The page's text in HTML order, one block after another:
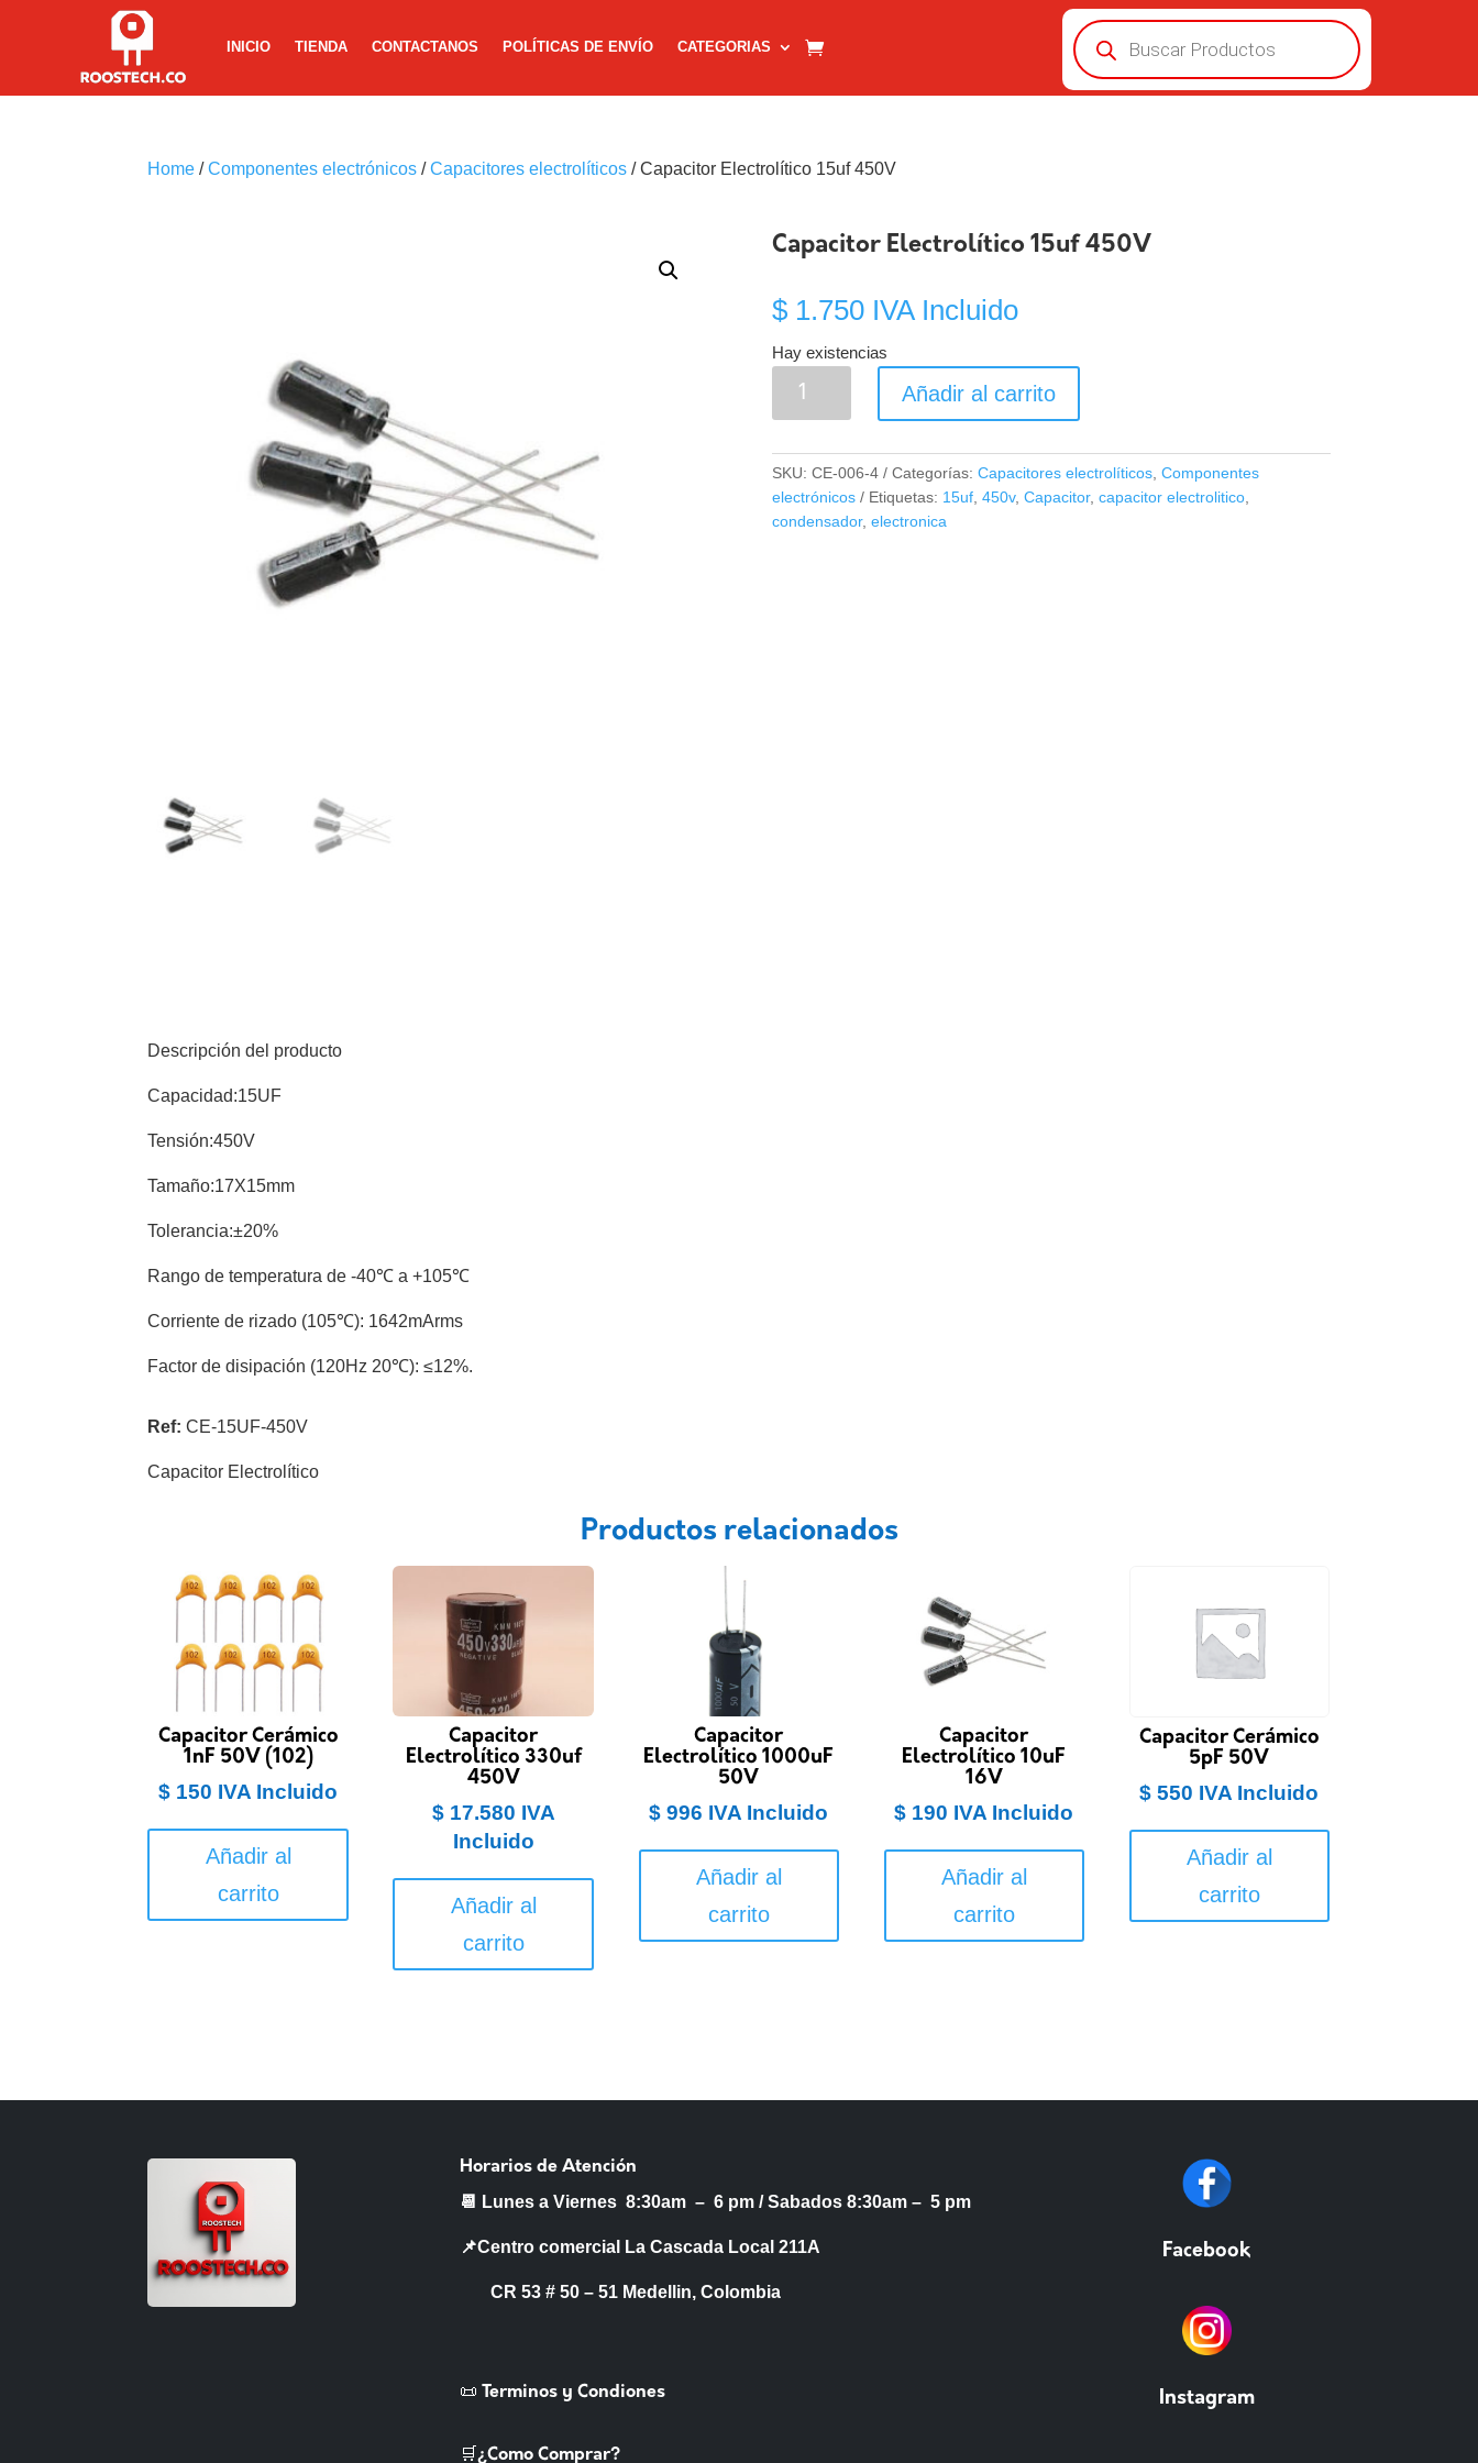
INICIO TIENDA CONTACTANOS POLÍTICAS DE ENVÍO CATEGORIAS
Búsqueda
de
productos
Home /Componentes electrónicos /Capacitores electrolíticos / Capacitor Electrolítico 15uf 450V
Capacitor Electrolítico 15uf 450V
$1.750 IVA Incluido
Hay existencias
Capacitor
cantidad
Añadir al carrito
SKU: CE-006-4 Categorías: Capacitores electrolíticos, Componentes
electrónicos
Etiquetas: 15uf, 450v, Capacitor, capacitor electrolitico,
condensador, electronica
Descripción del producto
Capacidad:15UF
Tensión:450V
Tamaño:17X15mm
Tolerancia:±20%
Rango de temperatura de -40℃ a +105℃
Corriente de rizado (105℃): 1642mArms
Factor de disipación (120Hz 20℃): ≤12%.
Ref: CE-15UF-450V
Capacitor Electrolítico
Productos relacionados
Capacitor Cerámico
1nF 50V (102)
$ 150 IVA Incluido
Añadir al
carrito
Capacitor
Electrolítico 330uf
450V
$17.580 IVA
Incluido
Añadir al
carrito
Capacitor
Electrolítico 1000uF
50V
$ 996 IVA Incluido
Añadir al
carrito
Capacitor
Electrolítico 10uF
16V
$ 190 IVA Incluido
Añadir al
carrito
Capacitor Cerámico
5pF 50V
$ 550 IVA Incluido
Añadir al
carrito
Horarios de Atención
📆 Lunes a Viernes 8:30am – 6 pm /Sabados 8:30am – 5 pm
📌Centro comercial La Cascada Local 211A
CR 53 # 50 – 51 Medellin, Colombia
📜 Terminos y Condiones
🛒¿Como Comprar?
Facebook
Instagram